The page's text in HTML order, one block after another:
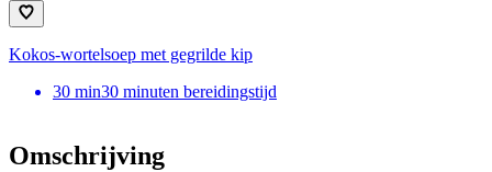
Kokos-wortelsoep met gegrilde kip
30 min30 minuten bereidingstijd
Omschrijving